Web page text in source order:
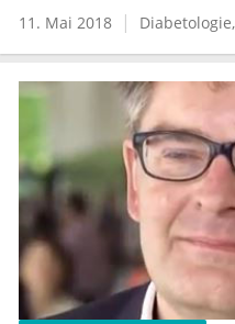
11. Mai 2018 Diabetologie